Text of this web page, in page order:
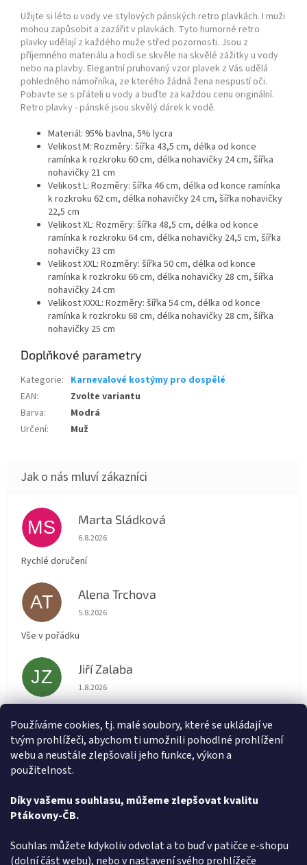
Používáme cookies, tj. malé soubory, které se ukládají ve
tvým prohlížeči, abychom ti umožnili pohodlné prohlížení
webu a neustále zlepšovali jeho funkce, výkon a
použitelnost.
Díky vašemu souhlasu, můžeme zlepšovat kvalitu
Ptákovny-ČB.
Souhlas můžete kdykoliv odvolat a to buď v patičce e-shopu
(dolní část webu), nebo v nastavení svého prohlížeče
Užijte si léto u vody ve stylových pánských retro plavkách. I muži
mohou zapůsobit a zazářit v plavkách. Tyto humorné retro
plavky udělají z každého muže střed pozornosti. Jsou z
příjemného materiálu a hodí se skvěle na skvělé zážitky u vody
nebo na plavby. Elegantní pruhovaný vzor plavek z Vás udělá
pohledného námořníka, ze kterého žádná žena nespustí oči.
Pobavte se s přáteli u vody a buďte za každou cenu originální.
Retro plavky - pánské jsou skvělý dárek k vodě.
Materiál: 95% bavlna, 5% lycra
Velikost M: Rozměry: šířka 43,5 cm, délka od konce
ramínka k rozkroku 60 cm, délka nohavičky 24 cm, šířka
nohavičky 21 cm
Velikost L: Rozměry: šířka 46 cm, délka od konce ramínka
k rozkroku 62 cm, délka nohavičky 24 cm, šířka nohavičky
22,5 cm
Velikost XL: Rozměry: šířka 48,5 cm, délka od konce
ramínka k rozkroku 64 cm, délka nohavičky 24,5 cm, šířka
nohavičky 23 cm
Velikost XXL: Rozměry: šířka 50 cm, délka od konce
ramínka k rozkroku 66 cm, délka nohavičky 28 cm, šířka
nohavičky 24 cm
Velikost XXXL: Rozměry: šířka 54 cm, délka od konce
ramínka k rozkroku 68 cm, délka nohavičky 28 cm, šířka
nohavičky 25 cm
Doplňkové parametry
Kategorie: Karnevalové kostýmy pro dospělé
EAN:
Zvolte variantu
Barva:
Modrá
Určení: Muž
MS Marta Sládková
Hodnocení obchodu je 5 z 5 hvězdiček.
6.8.2026
Rychlé doručení
AT Alena Trchova
Hodnocení obchodu je 5 z 5 hvězdiček.
5.8.2026
Vše v pořádku
JZ Jiří Zalaba
Hodnocení obchodu je 5 z 5 hvězdiček.
1.8.2026
L Lída
Hodnocení obchodu je 5 z 5 hvězdiček.
31.7.2026